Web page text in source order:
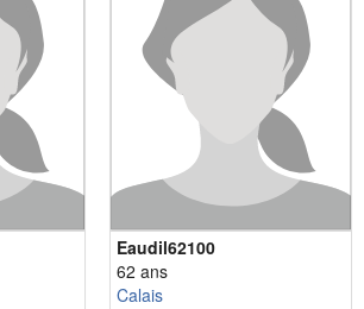
Eaudil62100
62 ans
Calais